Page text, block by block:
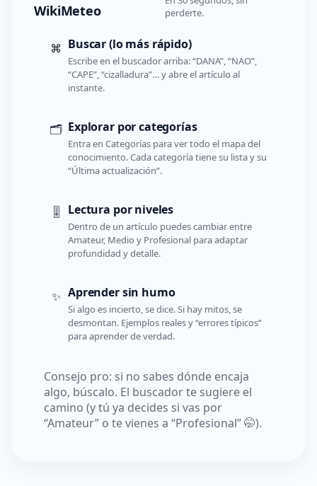
WikiMeteo
perderte.
⌘ Buscar (lo más rápido)
Escribe en el buscador arriba: “DANA”, “NAO”,
“CAPE”, “cizalladura”… y abre el artículo al
instante.
🗂️ Explorar por categorías
Entra en Categorías para ver todo el mapa del
conocimiento. Cada categoría tiene su lista y su
“Última actualización”.
🎚️ Lectura por niveles
Dentro de un artículo puedes cambiar entre
Amateur, Medio y Profesional para adaptar
profundidad y detalle.
✨ Aprender sin humo
Si algo es incierto, se dice. Si hay mitos, se
desmontan. Ejemplos reales y “errores típicos”
para aprender de verdad.
Consejo pro: si no sabes dónde encaja
algo, búscalo. El buscador te sugiere el
camino (y tú ya decides si vas por
“Amateur” o te vienes a “Profesional” 🤭).